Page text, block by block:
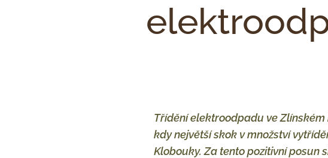
Třídění elektroodpadu ve Zlínském
kdy největší skok v množství
Klobouky. Za tento pozitivní posun